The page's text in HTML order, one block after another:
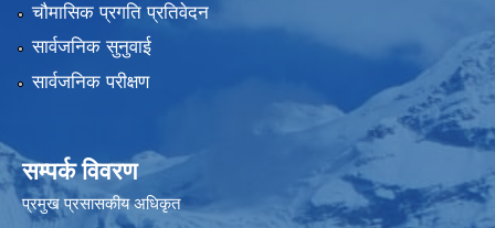
चौमासिक प्रगति प्रतिवेदन
सार्वजनिक सुनुवाई
सार्वजनिक परीक्षण
सम्पर्क विवरण
प्रमुख प्रसासकीय अधिकृत